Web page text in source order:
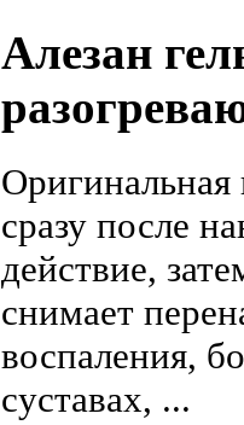
Алезан
Оригинальная
сразу после
действие,
снимает
воспаления,
суставах, ...